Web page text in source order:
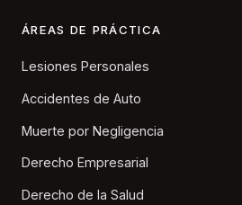
ÁREAS DE PRÁCTICA
Lesiones Personales
Accidentes de Auto
Muerte por Negligencia
Derecho Empresarial
Derecho de la Salud